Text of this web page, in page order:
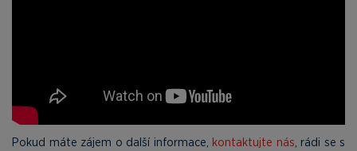
Pokud máte zájem o další informace, kontaktujte nás , rádi se s